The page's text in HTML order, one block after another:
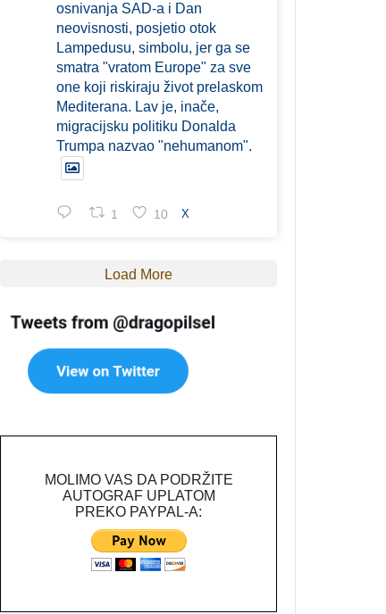
osnivanja SAD-a i Dan
neovisnosti, posjetio otok
Lampedusu, simbolu, jer ga se
smatra "vratom Europe" za sve
one koji riskiraju život prelaskom
Mediterana. Lav je, inače,
migracijsku politiku Donalda
Trumpa nazvao "nehumanom".
1 10 X
Load More
MOLIMO VAS DA PODRŽITE
AUTOGRAF UPLATOM
PREKO PAYPAL-A: